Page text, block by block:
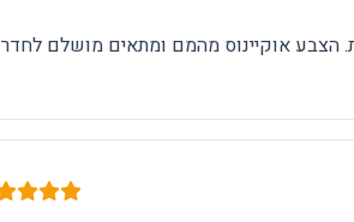
הצבע אוקיינוס מהמם ומתאים מושלם לחדר